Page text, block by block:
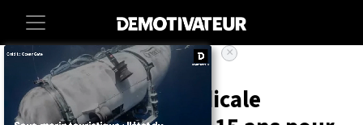
Societe Vie-pratique
Vers une visite médicale
×